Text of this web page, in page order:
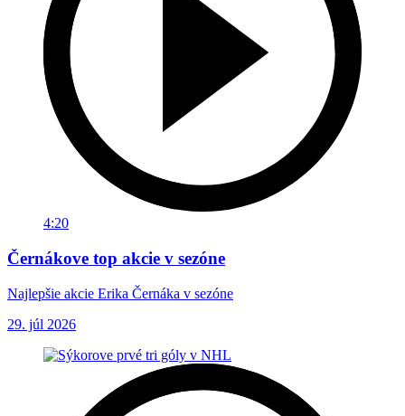
4:20
Černákove top akcie v sezóne
Najlepšie akcie Erika Černáka v sezóne
29. júl 2026